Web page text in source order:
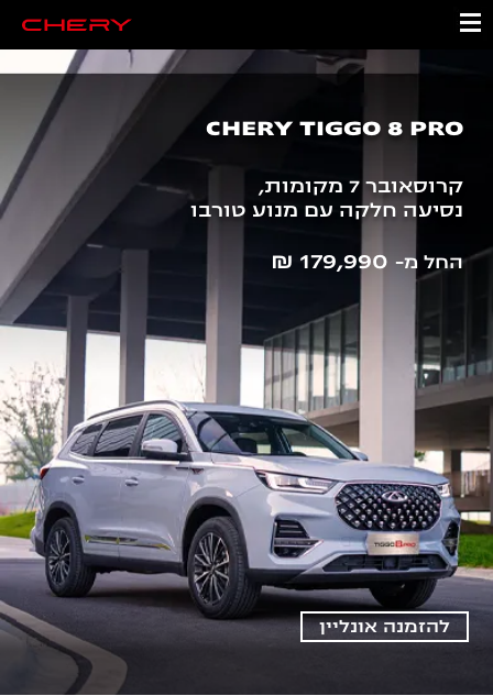
CHERY TIGGO 8 PRO
קרוסאובר 7 מקומות,
נסיעה חלקה עם מנוע טורבו
החל מ-179,990 ₪
להזמנה אונליין